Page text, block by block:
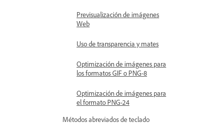
Previsualización de imágenes
Web
Uso de transparencia y mates
Optimización de imágenes para
los formatos GIF o PNG-8
Optimización de imágenes para
el formato PNG-24
Métodos abreviados de teclado